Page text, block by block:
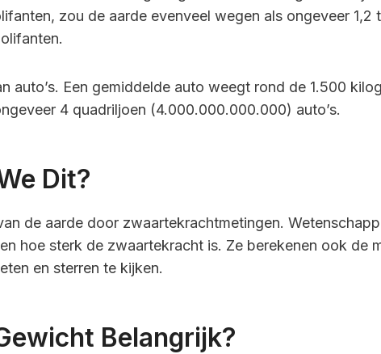
zou de aarde evenveel wegen als ongeveer 1,2
auto’s. Een gemiddelde auto weegt rond de 1.500
4 quadriljoen (4.000.000.000.000) auto’s.
Dit?
de aarde door zwaartekrachtmetingen.
hoe sterk de zwaartekracht is. Ze berekenen ook de
en sterren te kijken.
Belangrijk?